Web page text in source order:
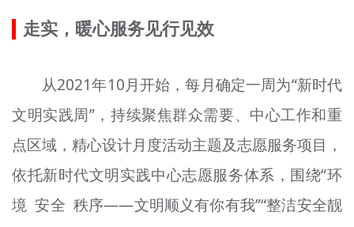
走实，暖心服务见行见效
从2021年10月开始，每月确定一周为“新时代
文明实践周”，持续聚焦群众需要、中心工作和重
点区域，精心设计月度活动主题及志愿服务项目，
依托新时代文明实践中心志愿服务体系，围绕“环
境 安全 秩序——文明顺义有你有我”“整洁安全靓